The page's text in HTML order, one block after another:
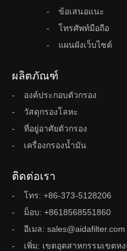
ข้อเสนอแนะ
โทรศัพท์มือถือ
แผนผังเว็บไซต์
ผลิตภัณฑ์
องค์ประกอบตัวกรอง
วัสดุกรองโลหะ
ที่อยู่อาศัยตัวกรอง
เครื่องกรองน้ำมัน
ติดต่อเรา
โทร: +86-373-5128206
ม็อบ: +8618568551860
อีเมล: sales@aidafilter.com
เพิ่ม: เขตอุตสาหกรรมเขต